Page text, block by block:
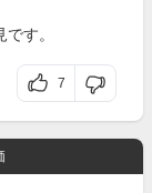
す。
7